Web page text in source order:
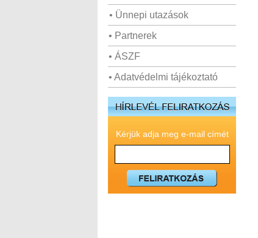
• Ünnepi utazások
• Partnerek
• ÁSZF
• Adatvédelmi tájékoztató
Kérjük adja meg e-mail címét